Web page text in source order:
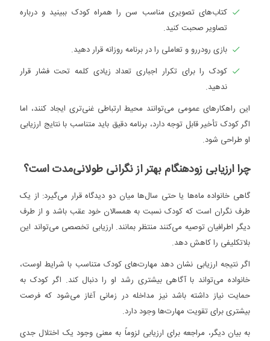
کتاب‌های تصویری مناسب سن را همراه کودک ببینید و درباره
تصاویر صحبت کنید.
بازی رودررو و تعاملی را در برنامه روزانه قرار دهید.
کودک را برای تکرار اجباری تعداد زیادی کلمه تحت فشار قرار
ندهید.
این راهکارهای عمومی می‌توانند محیط ارتباطی غنی‌تری ایجاد کنند، اما
اگر کودک تأخیر قابل توجه دارد، برنامه دقیق باید متناسب با نتایج ارزیابی
او طراحی شود.
چرا ارزیابی زودهنگام بهتر از نگرانی طولانی‌مدت است؟
گاهی خانواده ماه‌ها یا حتی سال‌ها میان دو دیدگاه قرار می‌گیرد: از یک
طرف نگران است که کودک نسبت به همسالان خود عقب باشد و از طرف
دیگر اطرافیان توصیه می‌کنند منتظر بمانند. ارزیابی تخصصی می‌تواند این
بلاتکلیفی را کاهش دهد.
اگر نتیجه ارزیابی نشان دهد مهارت‌های کودک متناسب با شرایط اوست،
خانواده می‌تواند با آگاهی بیشتری رشد او را دنبال کند. اگر کودک به
حمایت نیاز داشته باشد نیز مداخله در زمانی آغاز می‌شود که فرصت
بیشتری برای تقویت مهارت‌ها وجود دارد.
به بیان دیگر، مراجعه برای ارزیابی لزوماً به معنی وجود یک اختلال جدی